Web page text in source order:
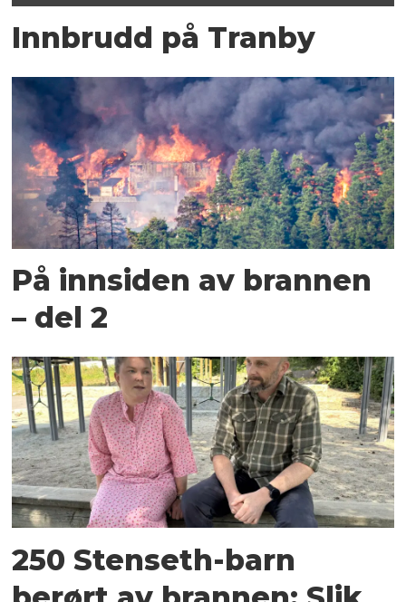
Innbrudd på Tranby
På innsiden av brannen
– del 2
250 Stenseth-barn